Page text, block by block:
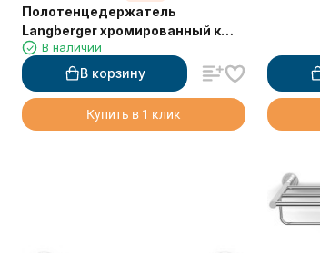
Полотенцедержатель
Langberger хромированный к
стене "полуовал" 11038B
В наличии
В корзину
Купить в 1 клик